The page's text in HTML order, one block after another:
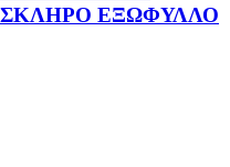
ΕΞΩΦΥΛΛΟ